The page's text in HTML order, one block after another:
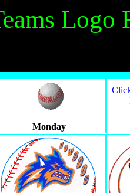
Logo
Monday